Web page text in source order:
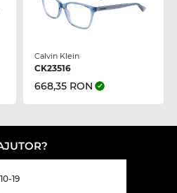
Calvin Klein
CK23516
668,35 RON
19